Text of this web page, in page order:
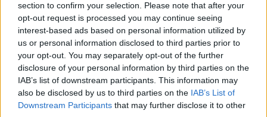
section to confirm your selection. Please note that after your
opt-out request is processed you may continue seeing
interest-based ads based on personal information utilized by
us or personal information disclosed to third parties prior to
your opt-out. You may separately opt-out of the further
disclosure of your personal information by third parties on the
IAB’s list of downstream participants. This information may
also be disclosed by us to third parties on the IAB’s List of
Downstream Participants that may further disclose it to other